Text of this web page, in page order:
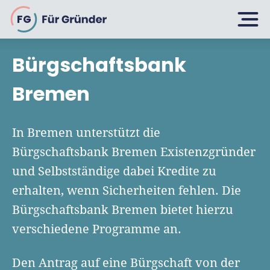
FG
Planen
Selbstständig machen
Über 500 Geschäftsideen
Bin ich ein Gründer?
Geschäftsmodell entwickeln
Businessplan schreiben
Gründen
Firma gründen: 10 Tipps
Rechtsform wählen
UG gründen
GmbH gründen
Wachsen
Finanzieren
Bürgschaftsbank
Bremen
In Bremen unterstützt die
Bürgschaftsbank Bremen Existenzgründer
und Selbstständige dabei Kredite zu
erhalten, wenn Sicherheiten fehlen. Die
Bürgschaftsbank Bremen bietet hierzu
verschiedene Programme an.
Den Antrag auf eine Bürgschaft von der